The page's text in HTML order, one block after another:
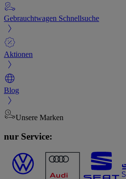
Gebrauchtwagen Schnellsuche
Aktionen
Blog
Unsere Marken
nur Service: